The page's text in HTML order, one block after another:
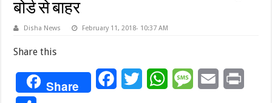
बोर्ड से बाहर
Disha News February 11, 2018- 10:37 AM
Share this
Share FacebookTwitterWhatsAppMessageEmail